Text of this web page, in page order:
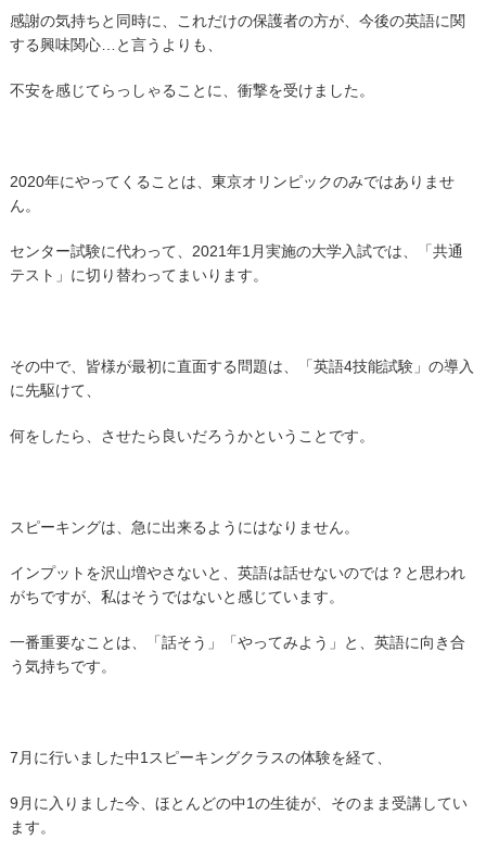
感謝の気持ちと同時に、これだけの保護者の方が、今後の英語に関
する興味関心…と言うよりも、
不安を感じてらっしゃることに、衝撃を受けました。
2020年にやってくることは、東京オリンピックのみではありませ
ん。
センター試験に代わって、2021年1月実施の大学入試では、「共通
テスト」に切り替わってまいります。
その中で、皆様が最初に直面する問題は、「英語4技能試験」の導入
に先駆けて、
何をしたら、させたら良いだろうかということです。
スピーキングは、急に出来るようにはなりません。
インプットを沢山増やさないと、英語は話せないのでは？と思われ
がちですが、私はそうではないと感じています。
一番重要なことは、「話そう」「やってみよう」と、英語に向き合
う気持ちです。
7月に行いました中1スピーキングクラスの体験を経て、
9月に入りました今、ほとんどの中1の生徒が、そのまま受講してい
ます。